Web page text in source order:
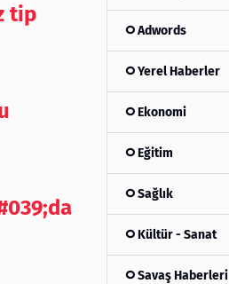
tip
Adwords
Yerel Haberler
Ekonomi
Eğitim
Sağlık
Kültür - Sanat
Savaş Haberleri